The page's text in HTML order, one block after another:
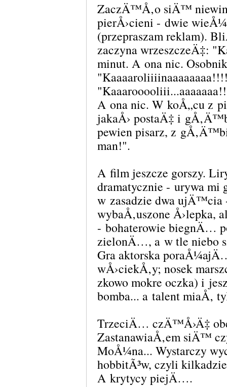
ZaczÄ™Å‚o siÄ™
pierÅ›cieni - dwie
(przepraszam reklam).
zaczyna wrzeszczeÄ‡:
minut. A ona nic.
A ona nic. W koÅ„cu z
jakaÅ› postaÄ‡ i
pewien pisarz, z
man!".
A film jeszcze gorszy.
dramatycznie - urywa mi
w zasadzie dwa
wybaÅ‚uszone Å›lepka,
- bohaterowie biegnÄ…
zielonÄ…, a w tle niebo
Gra aktorska
wÅ›ciekÅ‚y; nosek
zkowo mokre oczka) i
bomba... a talent miaÅ‚
TrzeciÄ… czÄ™Å›Ä‡
ZastanawiaÅ‚em siÄ™
MoÅ¼na... Wystarczy
hobbitÃ³w, czyli
A krytycy piejÄ….